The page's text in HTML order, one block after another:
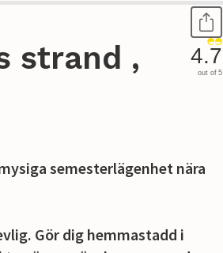
strand ,
4.7
out of 5
semesterlägenhet nära
Gör dig hemmastadd i